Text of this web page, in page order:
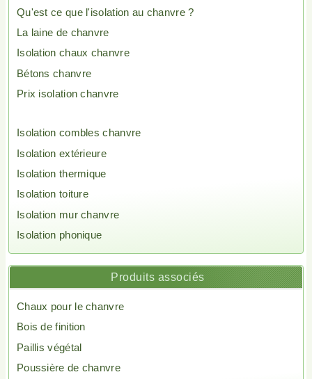
Qu'est ce que l'isolation au chanvre ?
La laine de chanvre
Isolation chaux chanvre
Bétons chanvre
Prix isolation chanvre
Isolation combles chanvre
Isolation extérieure
Isolation thermique
Isolation toiture
Isolation mur chanvre
Isolation phonique
Produits associés
Chaux pour le chanvre
Bois de finition
Paillis végétal
Poussière de chanvre